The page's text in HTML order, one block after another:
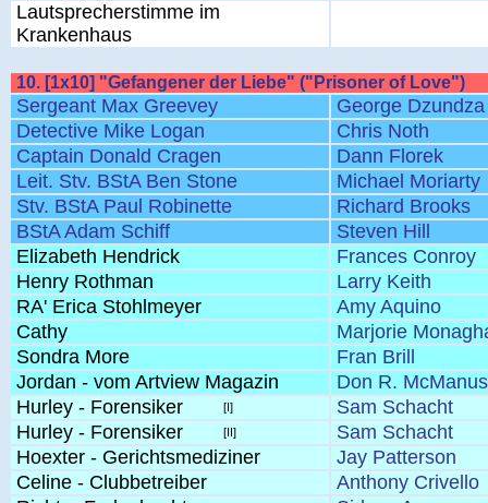
Lautsprecherstimme im
Krankenhaus
10. [1x10] "Gefangener der Liebe" ("Prisoner of Love")
Sergeant Max Greevey
George Dzundza
Detective Mike Logan
Chris Noth
Captain Donald Cragen
Dann Florek
Leit. Stv. BStA Ben Stone
Michael Moriarty
Stv. BStA Paul Robinette
Richard Brooks
BStA Adam Schiff
Steven Hill
Elizabeth Hendrick
Frances Conroy
Henry Rothman
Larry Keith
RA' Erica Stohlmeyer
Amy Aquino
Cathy
Marjorie
Sondra More
Fran Brill
Jordan - vom Artview Magazin
Don R. McManus
Hurley - Forensiker
[I]
Sam Schacht
Hurley - Forensiker
[II]
Sam Schacht
Hoexter - Gerichtsmediziner
Jay Patterson
Celine - Clubbetreiber
Anthony Crivello